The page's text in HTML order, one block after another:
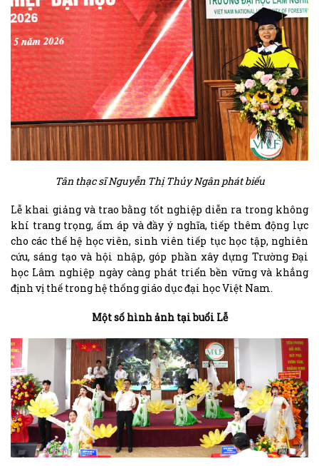
Tân thạc sĩ Nguyễn Thị Thủy Ngân phát biểu
Lễ khai giảng và trao bằng tốt nghiệp diễn ra trong không
khí trang trọng, ấm áp và đầy ý nghĩa, tiếp thêm động lực
cho các thế hệ học viên, sinh viên tiếp tục học tập, nghiên
cứu, sáng tạo và hội nhập, góp phần xây dựng Trường Đại
học Lâm nghiệp ngày càng phát triển bền vững và khẳng
định vị thế trong hệ thống giáo dục đại học Việt Nam.
Một số hình ảnh tại buổi Lễ